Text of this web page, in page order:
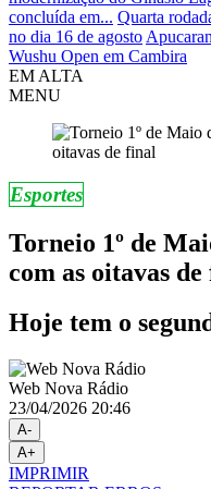
concluída em... Quarta
no dia 16 de agosto
Wushu Open em Cambira
EM ALTA
MENU
Esportes
Torneio 1º de
com as oitavas
Hoje tem o
Web Nova Rádio
23/04/2026 20:46
A-
A+
IMPRIMIR